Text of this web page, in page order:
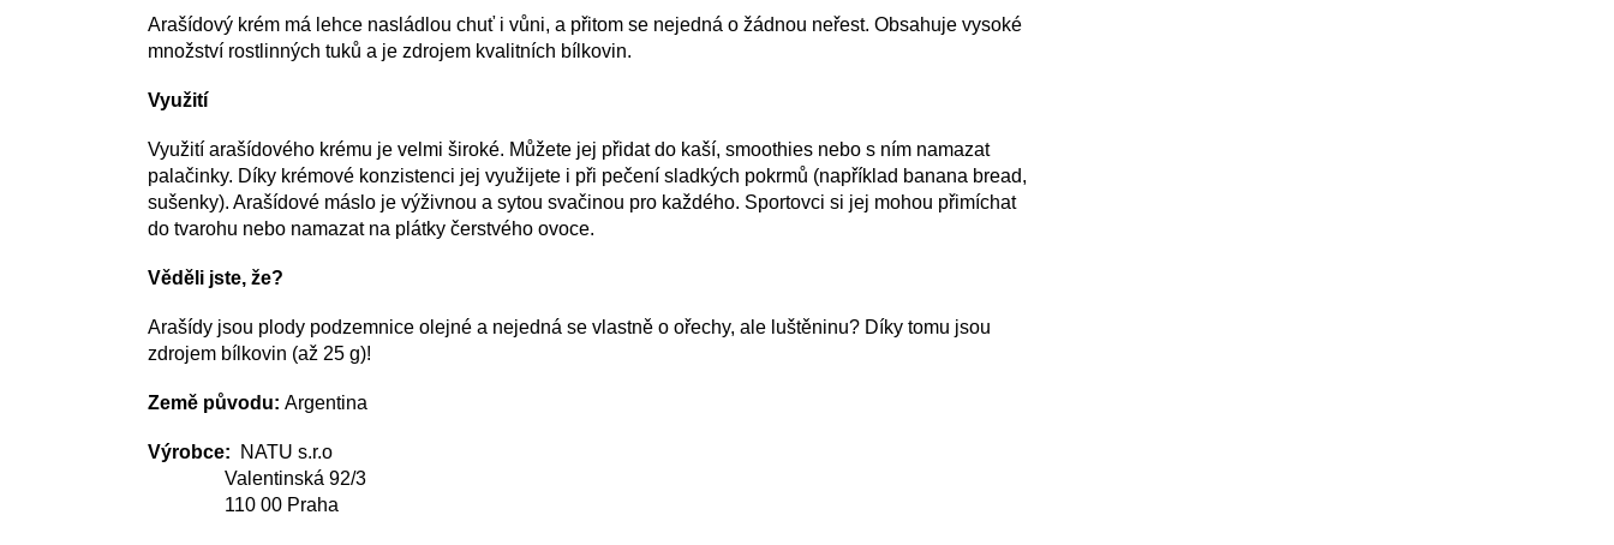
Arašídový krém má lehce nasládlou chuť i vůni, a přitom se nejedná o žádnou neřest. Obsahuje vysoké
množství rostlinných tuků a je zdrojem kvalitních bílkovin.
Využití
Využití arašídového krému je velmi široké. Můžete jej přidat do kaší, smoothies nebo s ním namazat
palačinky. Díky krémové konzistenci jej využijete i při pečení sladkých pokrmů (například banana bread,
sušenky). Arašídové máslo je výživnou a sytou svačinou pro každého. Sportovci si jej mohou přimíchat
do tvarohu nebo namazat na plátky čerstvého ovoce.
Věděli jste, že?
Arašídy jsou plody podzemnice olejné a nejedná se vlastně o ořechy, ale luštěninu? Díky tomu jsou
zdrojem bílkovin (až 25 g)!
Země původu: Argentina
Výrobce:
NATU s.r.o
Valentinská 92/3
110 00 Praha